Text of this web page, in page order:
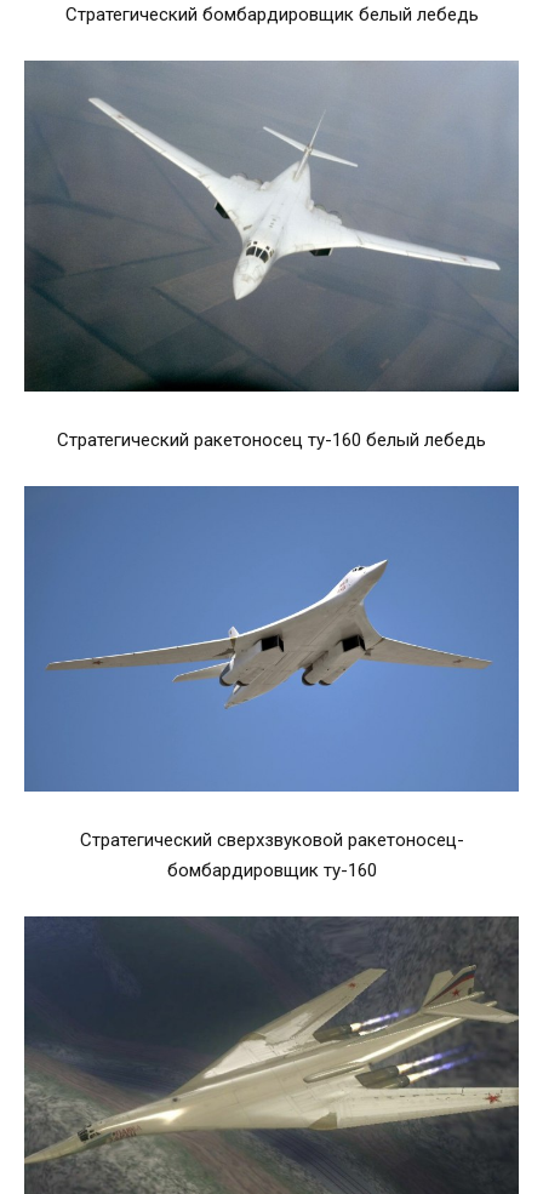
Стратегический бомбардировщик белый лебедь
Стратегический ракетоносец ту-160 белый лебедь
Стратегический сверхзвуковой ракетоносец-
бомбардировщик ту-160